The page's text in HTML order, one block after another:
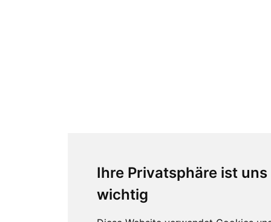
Ihre Privatsphäre ist uns
wichtig